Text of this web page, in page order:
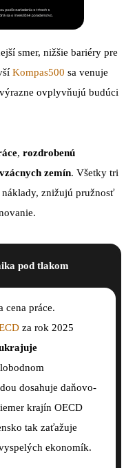
smer, nižšie bariéry pre
Kompas500 sa venuje
ovplyvňujú budúci
, rozdrobenú
zemín. Všetky tri
znižujú pružnosť
pod tlakom
cena práce.
za rok 2025
dosahuje daňovo-
krajín OECD
tak zaťažuje
ekonomík.